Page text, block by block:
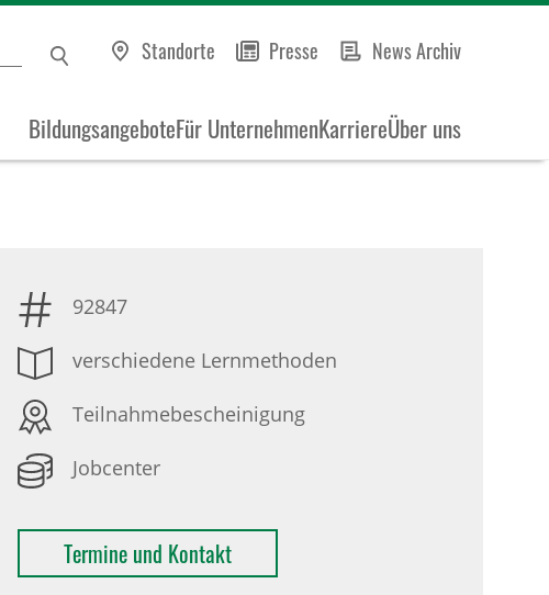
Standorte Presse News Archiv
BildungsangeboteFür UnternehmenKarriereÜber uns
92847
verschiedene Lernmethoden
Teilnahmebescheinigung
Jobcenter
Termine und Kontakt